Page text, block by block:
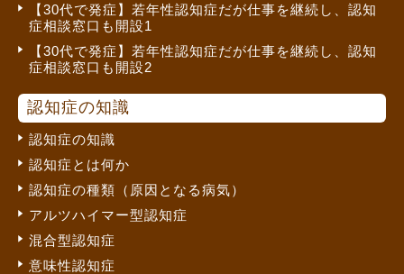
【30代で発症】若年性認知症だが仕事を継続し、認知
症相談窓口も開設1
【30代で発症】若年性認知症だが仕事を継続し、認知
症相談窓口も開設2
認知症の知識
認知症の知識
認知症とは何か
認知症の種類（原因となる病気）
アルツハイマー型認知症
混合型認知症
意味性認知症